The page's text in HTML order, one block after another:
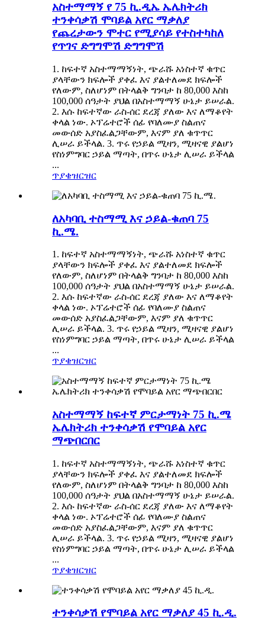
አስተማማኝ የ 75 ኪ.ዲኤ ኤሌክትሪክ
ተንቀሳቃሽ ሞባይል አየር ማቃለያ
የጨረታውን ሞተር የሚያሳይ የተስተካከለ
የጥገና ድግግሞሽ ድግግሞሽ
1. ከፍተኛ አስተማማኝነት, ጭራሹ አነስተኛ ቁጥር
ያላቸውን ክፍሎች ያቀፈ እና ያልተለመደ ክፍሎች
የለውም, ስለሆነም በትላልቅ ግንባታ ከ 80,000 እስከ
100,000 ሰዓታት ያህል በአስተማማኝ ሁኔታ ይሠራል.
2. እሱ ከፍተኛው ራስ-ሰር ደረጃ ያለው እና ለማቆየት
ቀላል ነው. ኦፕሬተሮች ሰፊ የባለሙያ ስልጠና
መውሰድ አያስፈልጋቸውም, እናም ያለ ቁጥጥር
ሊሠራ ይችላል. 3. ጥሩ የኃይል ሚዛን, ሚዛናዊ ያልሆነ
የስነምግባር ኃይል ማጣት, በጥሩ ሁኔታ ሊሠራ ይችላል
...
ጥያቄዝርዝር
ለአካባቢ ተስማሚ እና ኃይል-ቁጠባ 75
ኪ.ሜ.
1. ከፍተኛ አስተማማኝነት, ጭራሹ አነስተኛ ቁጥር
ያላቸውን ክፍሎች ያቀፈ እና ያልተለመደ ክፍሎች
የለውም, ስለሆነም በትላልቅ ግንባታ ከ 80,000 እስከ
100,000 ሰዓታት ያህል በአስተማማኝ ሁኔታ ይሠራል.
2. እሱ ከፍተኛው ራስ-ሰር ደረጃ ያለው እና ለማቆየት
ቀላል ነው. ኦፕሬተሮች ሰፊ የባለሙያ ስልጠና
መውሰድ አያስፈልጋቸውም, እናም ያለ ቁጥጥር
ሊሠራ ይችላል. 3. ጥሩ የኃይል ሚዛን, ሚዛናዊ ያልሆነ
የስነምግባር ኃይል ማጣት, በጥሩ ሁኔታ ሊሠራ ይችላል
...
ጥያቄዝርዝር
አስተማማኝ ከፍተኛ ምርታማነት 75 ኪ.ሜ
ኤሌክትሪክ ተንቀሳቃሽ የሞባይል አየር
ማጭበርበር
1. ከፍተኛ አስተማማኝነት, ጭራሹ አነስተኛ ቁጥር
ያላቸውን ክፍሎች ያቀፈ እና ያልተለመደ ክፍሎች
የለውም, ስለሆነም በትላልቅ ግንባታ ከ 80,000 እስከ
100,000 ሰዓታት ያህል በአስተማማኝ ሁኔታ ይሠራል.
2. እሱ ከፍተኛው ራስ-ሰር ደረጃ ያለው እና ለማቆየት
ቀላል ነው. ኦፕሬተሮች ሰፊ የባለሙያ ስልጠና
መውሰድ አያስፈልጋቸውም, እናም ያለ ቁጥጥር
ሊሠራ ይችላል. 3. ጥሩ የኃይል ሚዛን, ሚዛናዊ ያልሆነ
የስነምግባር ኃይል ማጣት, በጥሩ ሁኔታ ሊሠራ ይችላል
...
ጥያቄዝርዝር
ተንቀሳቃሽ የሞባይል አየር ማቃለያ 45 ኪ.ዲ.